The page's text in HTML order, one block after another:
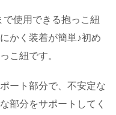
使用できる抱っこ紐
かく装着が簡単♪初め
こ紐です。
ート部分で、不安定な
部分をサポートしてく